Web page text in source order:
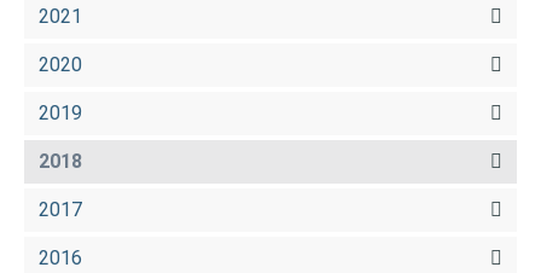
2021
2020
2019
2018
2017
2016